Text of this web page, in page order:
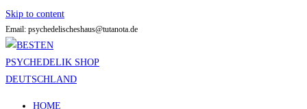
Skip to content
Email: psychedelischeshaus@tutanota.de
HOME